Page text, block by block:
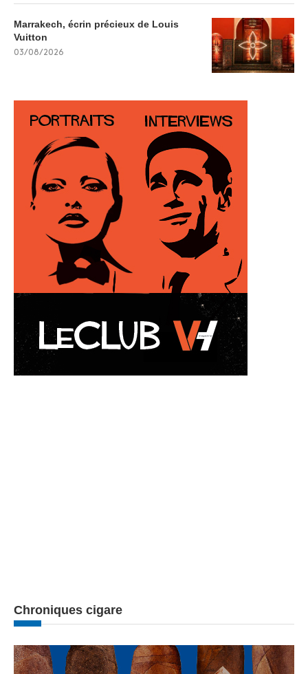
Marrakech, écrin précieux de Louis
Vuitton
03/08/2026
Chroniques cigare